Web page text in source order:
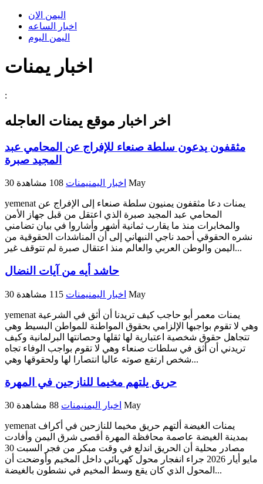
اليمن الان
اخبار الساعه
اليمن اليوم
اخبار يمنات
:
اخر اخبار موقع يمنات العاجله
مثقفون يدعون سلطة صنعاء للإفراج عن المحامي عبد
المجيد صبرة
اخبار اليمنيمنات 30 May
yemenat يمنات دعا مثقفون يمنيون سلطة صنعاء إلى الإفراج عن
المحامي عبد المجيد صبرة الذي اعتقل من قبل جهاز الأمن
والمخابرات منذ ما يقارب ثمانية أشهر وأشاروا في بيان تضامني
نشره الحقوقي أحمد ناجي النبهاني إلى أن المناشدات الحقوقية من
اليمن والوطن العربي والعالم منذ اعتقال صبرة لم تتوقف غير...
حاشد أيه من آيات النضال
اخبار اليمنيمنات 30 May
yemenat يمنات معمر أبو حاجب كيف تريدنا أن أثق في الشرعية
وهي لا تقوم بواجبها الإلزامي بحقوق المواطنة للمواطن البسيط وهي
تتجاهل حقوق شخصية اعتبارية لها ثقلها وحصانتها البرلمانية وكيف
تريدني أن أثق في سلطات صنعاء وهي لا تقوم بواجب الوفاء تجاه
شخص ارتفع صوته عاليا انتصارا لها ولحقوقها وهي...
حريق يلتهم مخيما للنازحين في المهرة
اخبار اليمنيمنات 30 May
yemenat يمنات الغيضة ألتهم حريق مخيما للنازحين في أكراف
بمدينة الغيضة عاصمة محافظة المهرة أقصى شرق اليمن وأفادت
مصادر محلية أن الحريق اندلع في وقت مبكر من فجر السبت 30
مايو أيار 2026 جراء انفجار محول كهربائي داخل المخيم وأوضحت أن
المحول الذي كان يقع وسط المخيم في نشطون بالغيضة...